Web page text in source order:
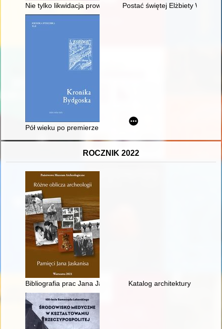
Nie tylko likwidacja prowidnyka "Stiaha" : działania Grupy
Postać świętej Elżbiety
Pół wieku po premierze : książka Piotra Zwierzchowskiego i
ROCZNIK 2022
Bibliografia prac Jana Jaskanisa Katalog architektury